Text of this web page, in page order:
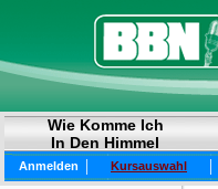
Wie Komme Ich
In Den Himmel
Anmelden | Kursauswahl |